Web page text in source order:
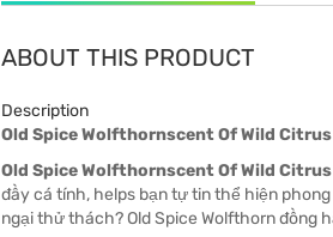
ABOUT THIS PRODUCT
Description
Old Spice Wolfthornscent Of Wild
Old Spice Wolfthornscent Of Wild
đầy cá tính, helps bạn tự tin thể hiện
ngại thử thách? Old Spice Wolfthorn đồng